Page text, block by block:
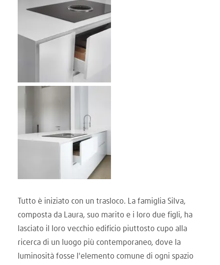
Tutto è iniziato con un trasloco. La famiglia Silva,
composta da Laura, suo marito e i loro due figli, ha
lasciato il loro vecchio edificio piuttosto cupo alla
ricerca di un luogo più contemporaneo, dove la
luminosità fosse l'elemento comune di ogni spazio